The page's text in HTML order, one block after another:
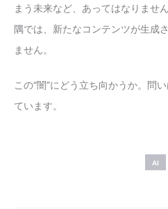
まう未来など、あってはなりませ
隅では、新たなコンテンツが生成
ません。
この“闇”にどう立ち向かうか。問
ています。
AI